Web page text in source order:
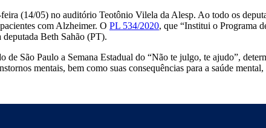
(14/05) no auditório Teotônio Vilela da Alesp. Ao todo os
com Alzheimer. O PL 534/2020, que “Institui o Programa
Beth Sahão (PT).
São Paulo a Semana Estadual do “Não te julgo, te ajudo”,
mentais, bem como suas consequências para a saúde